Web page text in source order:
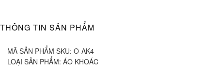
THÔNG TIN SẢN PHẨM
MÃ SẢN PHẨM SKU: O-AK4
LOẠI SẢN PHẨM: ÁO KHOÁC